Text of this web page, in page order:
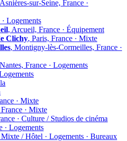
sur-Seine, France ·
Logements
, Arcueil, France · Équipement
Clichy, Paris, France · Mixte
, Montigny-lès-Cormeilles, France ·
France · Logements
· Mixte
· Mixte
· Culture / Studios de cinéma
· Logements
/ Hôtel · Logements · Bureaux